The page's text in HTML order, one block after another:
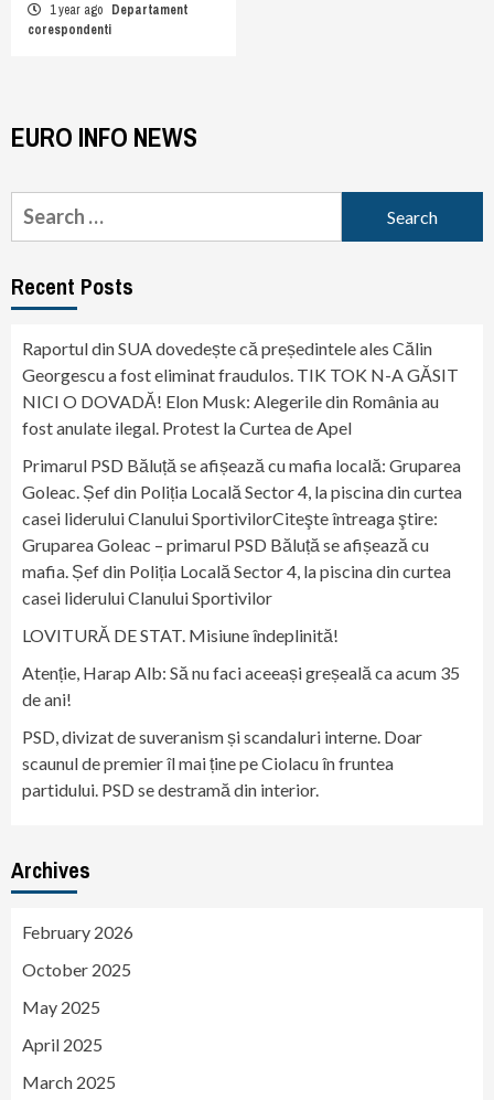
1 year ago Departament
corespondenti
EURO INFO NEWS
Search
for:
Recent Posts
Raportul din SUA dovedește că președintele ales Călin
Georgescu a fost eliminat fraudulos. TIK TOK N-A GĂSIT
NICI O DOVADĂ! Elon Musk: Alegerile din România au
fost anulate ilegal. Protest la Curtea de Apel
Primarul PSD Băluță se afișează cu mafia locală: Gruparea
Goleac. Șef din Poliția Locală Sector 4, la piscina din curtea
casei liderului Clanului SportivilorCiteşte întreaga ştire:
Gruparea Goleac – primarul PSD Băluță se afișează cu
mafia. Șef din Poliția Locală Sector 4, la piscina din curtea
casei liderului Clanului Sportivilor
LOVITURĂ DE STAT. Misiune îndeplinită!
Atenție, Harap Alb: Să nu faci aceeași greșeală ca acum 35
de ani!
PSD, divizat de suveranism și scandaluri interne. Doar
scaunul de premier îl mai ține pe Ciolacu în fruntea
partidului. PSD se destramă din interior.
Archives
February 2026
October 2025
May 2025
April 2025
March 2025